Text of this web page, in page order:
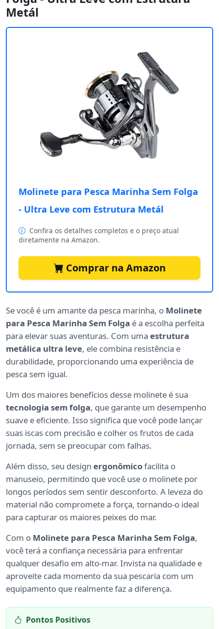
Metál
Molinete para Pesca Marinha Sem Folga
- Ultra Leve com Estrutura Metál
Confira os detalhes completos e o preço atual
diretamente na Amazon.
Comprar na Amazon
Se você é um amante da pesca marinha, o Molinete
para Pesca Marinha Sem Folga é a escolha perfeita
para elevar suas aventuras. Com uma estrutura
metálica ultra leve, ele combina resistência e
durabilidade, proporcionando uma experiência de
pesca sem igual.
Um dos maiores benefícios desse molinete é sua
tecnologia sem folga, que garante um desempenho
suave e eficiente. Isso significa que você pode lançar
suas iscas com precisão e colher os frutos de cada
jornada, sem se preocupar com falhas.
Além disso, seu design ergonômicofacilita o
manuseio, permitindo que você use o molinete por
longos períodos sem sentir desconforto. A leveza do
material não compromete a força, tornando-o ideal
para capturar os maiores peixes do mar.
Com o Molinete para Pesca Marinha Sem Folga,
você terá a confiança necessária para enfrentar
qualquer desafio em alto-mar. Invista na qualidade e
aproveite cada momento da sua pescaria com um
equipamento que realmente faz a diferença.
Pontos Positivos